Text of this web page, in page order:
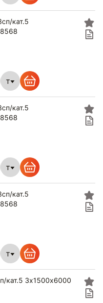
кат.5
т
кат.5
т
кат.5
т
кат.5 3х1500х6000